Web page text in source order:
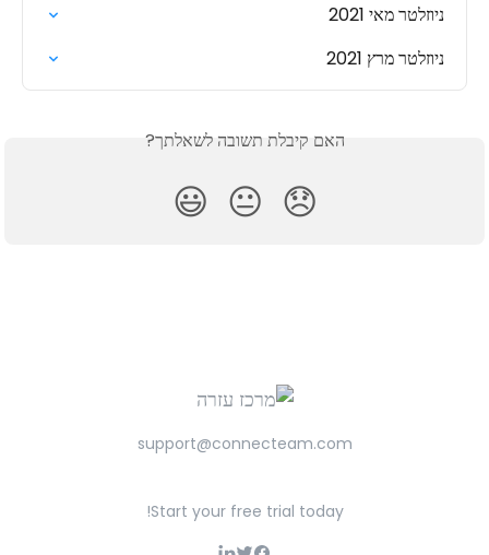
ניוזלטר מאי 2021
ניוזלטר מרץ 2021
האם קיבלת תשובה לשאלתך?
😞
😐
😃
support@connecteam.com
Start your free trial today!